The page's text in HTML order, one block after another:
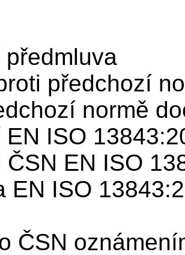
předmluva
předchozí
normě
ISO
ČSN EN ISO
EN ISO
ČSN